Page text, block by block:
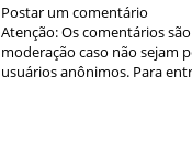
Postar um comentário
Atenção: Os comentários
moderação caso não sejam
usuários anônimos. Para